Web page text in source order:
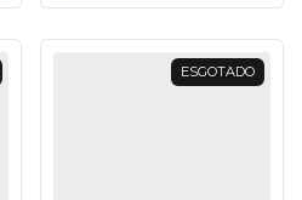
ESGOTADO